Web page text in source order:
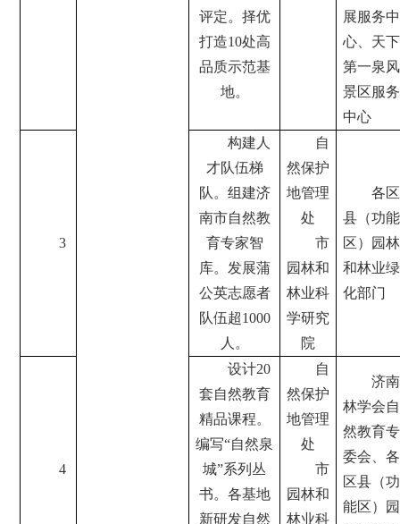
评定。择优
打造10处高
品质示范基
地。
展服务中
心、天下
第一泉风
景区服务
中心
3
构建人
才队伍梯
队。组建济
南市自然教
育专家智
库。发展蒲
公英志愿者
队伍超1000
人。
自
然保护
地管理
处
市
园林和
林业科
学研究
院
各区
县（功能
区）园林
和林业绿
化部门
4
设计20
套自然教育
精品课程。
编写“自然泉
城”系列丛
书。各基地
新研发自然
自
然保护
地管理
处
市
园林和
林业科
济南
林学会自
然教育专
委会、各
区县（功
能区）园